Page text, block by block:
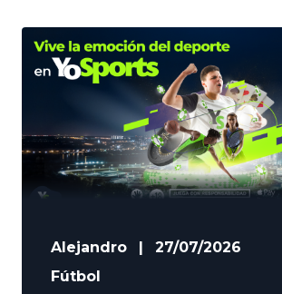
Alejandro |
27/07/2026
Fútbol